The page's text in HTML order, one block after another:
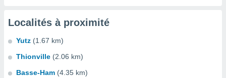
Localités à proximité
Yutz (1.67 km)
Thionville (2.06 km)
Basse-Ham (4.35 km)